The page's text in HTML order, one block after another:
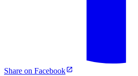
Share on Facebook